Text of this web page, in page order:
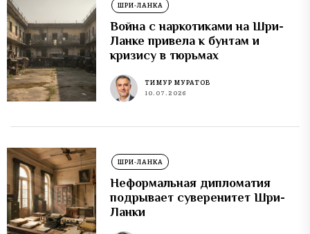
ШРИ-ЛАНКА
Война с наркотиками на Шри-
Ланке привела к бунтам и
кризису в тюрьмах
ТИМУР МУРАТОВ
10.07.2026
ШРИ-ЛАНКА
Неформальная дипломатия
подрывает суверенитет Шри-
Ланки